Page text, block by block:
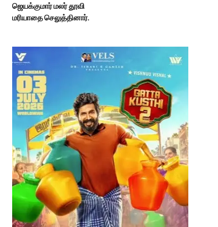
ஜெயக்குமார் மலர் தூவி
மரியாதை செலுத்தினார்.